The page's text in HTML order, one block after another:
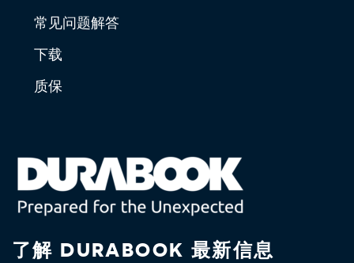
常见问题解答
下载
质保
了解 DURABOOK 最新信息